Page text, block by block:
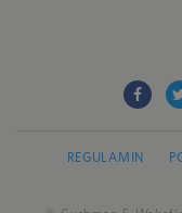
REGULAMIN